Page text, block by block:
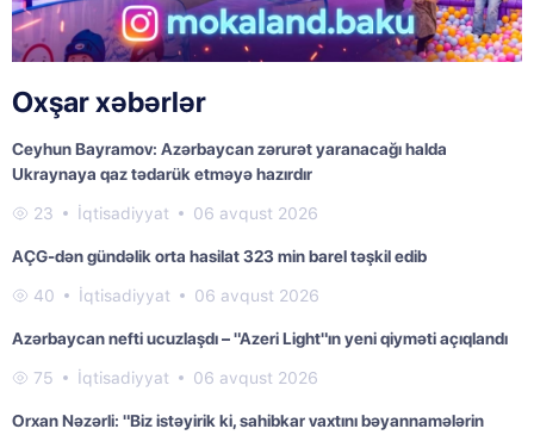
Oxşar xəbərlər
Ceyhun Bayramov: Azərbaycan zərurət yaranacağı halda
Ukraynaya qaz tədarük etməyə hazırdır
23 İqtisadiyyat 06 avqust 2026
AÇG-dən gündəlik orta hasilat 323 min barel təşkil edib
40 İqtisadiyyat 06 avqust 2026
Azərbaycan nefti ucuzlaşdı – "Azeri Light"ın yeni qiyməti açıqlandı
75 İqtisadiyyat 06 avqust 2026
Orxan Nəzərli: "Biz istəyirik ki, sahibkar vaxtını bəyannamələrin